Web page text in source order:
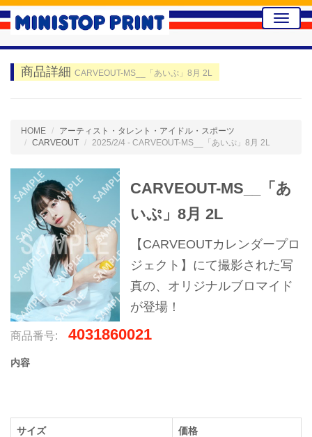
Toggle
商品詳細 CARVEOUT-MS__「あいぷ」8月 2L
HOME
アーティスト・タレント・アイドル・スポーツ
CARVEOUT
2025/2/4 - CARVEOUT-MS__「あいぷ」8月 2L
CARVEOUT-MS__「あ
いぷ」8月 2L
【CARVEOUTカレンダープロ
ジェクト】にて撮影された写
真の、オリジナルブロマイド
が登場！
商品番号: 4031860021
内容
サイズ 価格